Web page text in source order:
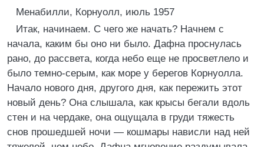
Менабилли, Корнуолл, июль 1957
Итак, начинаем. С чего же начать? Начнем с
начала, каким бы оно ни было. Дафна проснулась
рано, до рассвета, когда небо еще не просветлело и
было темно-серым, как море у берегов Корнуолла.
Начало нового дня, другого дня, как пережить этот
новый день? Она слышала, как крысы бегали вдоль
стен и на чердаке, она ощущала в груди тяжесть
снов прошедшей ночи — кошмары нависли над ней